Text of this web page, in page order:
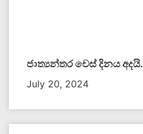
ජාත්‍යන්තර චෙස් දිනය අදයි.
July 20, 2024